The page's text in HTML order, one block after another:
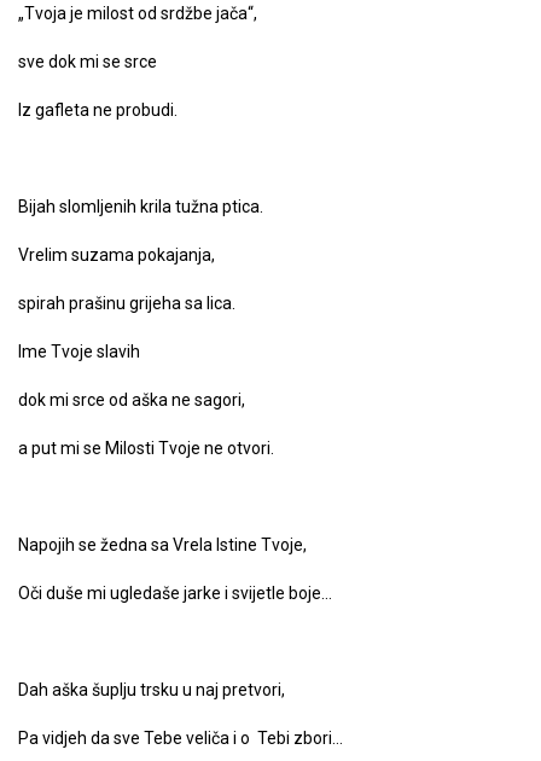
„Tvoja je milost od srdžbe jača“,
sve dok mi se srce
Iz gafleta ne probudi.
Bijah slomljenih krila tužna ptica.
Vrelim suzama pokajanja,
spirah prašinu grijeha sa lica.
Ime Tvoje slavih
dok mi srce od aška ne sagori,
a put mi se Milosti Tvoje ne otvori.
Napojih se žedna sa Vrela Istine Tvoje,
Oči duše mi ugledaše jarke i svijetle boje…
Dah aška šuplju trsku u naj pretvori,
Pa vidjeh da sve Tebe veliča i o Tebi zbori…